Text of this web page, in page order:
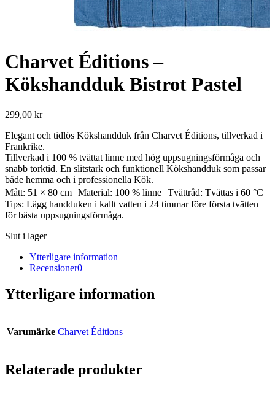
Charvet Éditions –
Kökshandduk Bistrot Pastel
299,00 kr
Elegant och tidlös Kökshandduk från Charvet Éditions, tillverkad i
Frankrike.
Tillverkad i 100 % tvättat linne med hög uppsugningsförmåga och
snabb torktid. En slitstark och funktionell Kökshandduk som passar
både hemma och i professionella Kök.
Mått: 51 × 80 cm Material: 100 % linne Tvättråd: Tvättas i 60 °C
Tips: Lägg handduken i kallt vatten i 24 timmar före första tvätten
för bästa uppsugningsförmåga.
Slut i lager
Ytterligare information
Recensioner0
Ytterligare information
Varumärke Charvet Éditions
Relaterade produkter